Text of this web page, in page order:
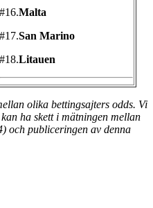
#16.Malta
#17.San Marino
#18.Litauen
olika bettingsajters odds. Vi
ha skett i mätningen mellan
och publiceringen av denna